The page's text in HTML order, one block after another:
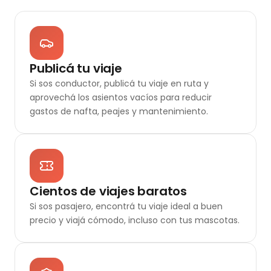
Publicá tu viaje
Si sos conductor, publicá tu viaje en ruta y
aprovechá los asientos vacíos para reducir
gastos de nafta, peajes y mantenimiento.
Cientos de viajes baratos
Si sos pasajero, encontrá tu viaje ideal a buen
precio y viajá cómodo, incluso con tus mascotas.